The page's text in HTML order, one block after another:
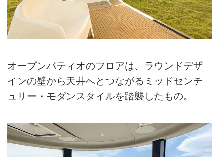
オープンパティオのフロアは、ラウンドデザ
インの壁から天井へとつながるミッドセンチ
ュリー・モダンスタイルを踏襲したもの。